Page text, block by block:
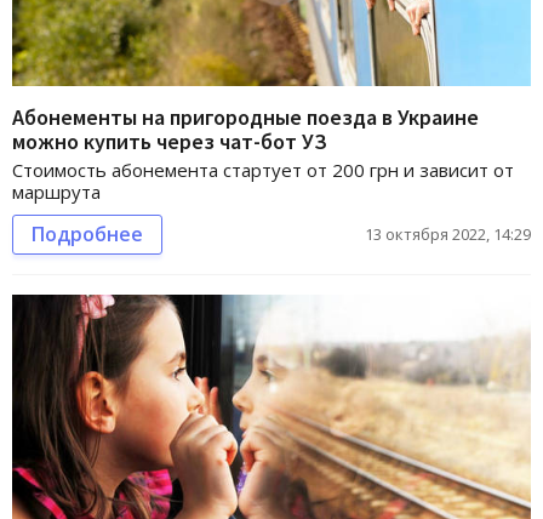
Абонементы на пригородные поезда в Украине
можно купить через чат-бот УЗ
Стоимость абонемента стартует от 200 грн и зависит от
маршрута
Подробнее 13 октября 2022, 14:29